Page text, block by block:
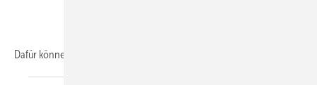
Dafür können...